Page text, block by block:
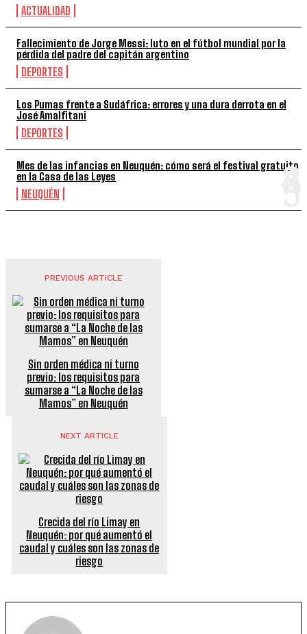
ACTUALIDAD
Fallecimiento de Jorge Messi: luto en el fútbol mundial por la
pérdida del padre del capitán argentino
DEPORTES
Los Pumas frente a Sudáfrica: errores y una dura derrota en el
José Amalfitani
DEPORTES
Mes de las infancias en Neuquén: cómo será el festival gratuito
en la Casa de las Leyes
NEUQUÉN
PREVIOUS ARTICLE
Sin orden médica ni turno
previo: los requisitos para
sumarse a “La Noche de las
Mamos” en Neuquén
NEXT ARTICLE
Crecida del río Limay en
Neuquén: por qué aumentó el
caudal y cuáles son las zonas de
riesgo